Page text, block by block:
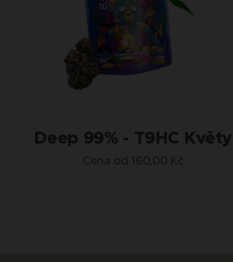
Deep 99% - T9HC Květy
Cena od 160,00 Kč